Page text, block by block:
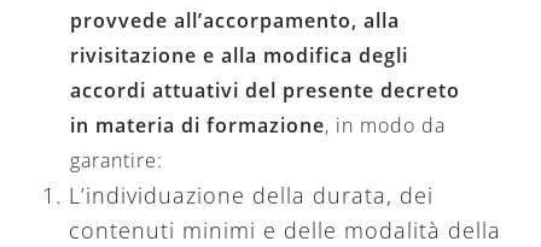
provvede all’accorpamento, alla
rivisitazione e alla modifica degli
accordi attuativi del presente decreto
in materia di formazione, in modo da
garantire:
L’individuazione della durata, dei
contenuti minimi e delle modalità della